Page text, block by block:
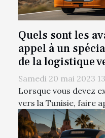
Quels sont les
appel à un
de la logistique
Samedi 20 mai 2023
Lorsque vous devez
vers la Tunisie, faire